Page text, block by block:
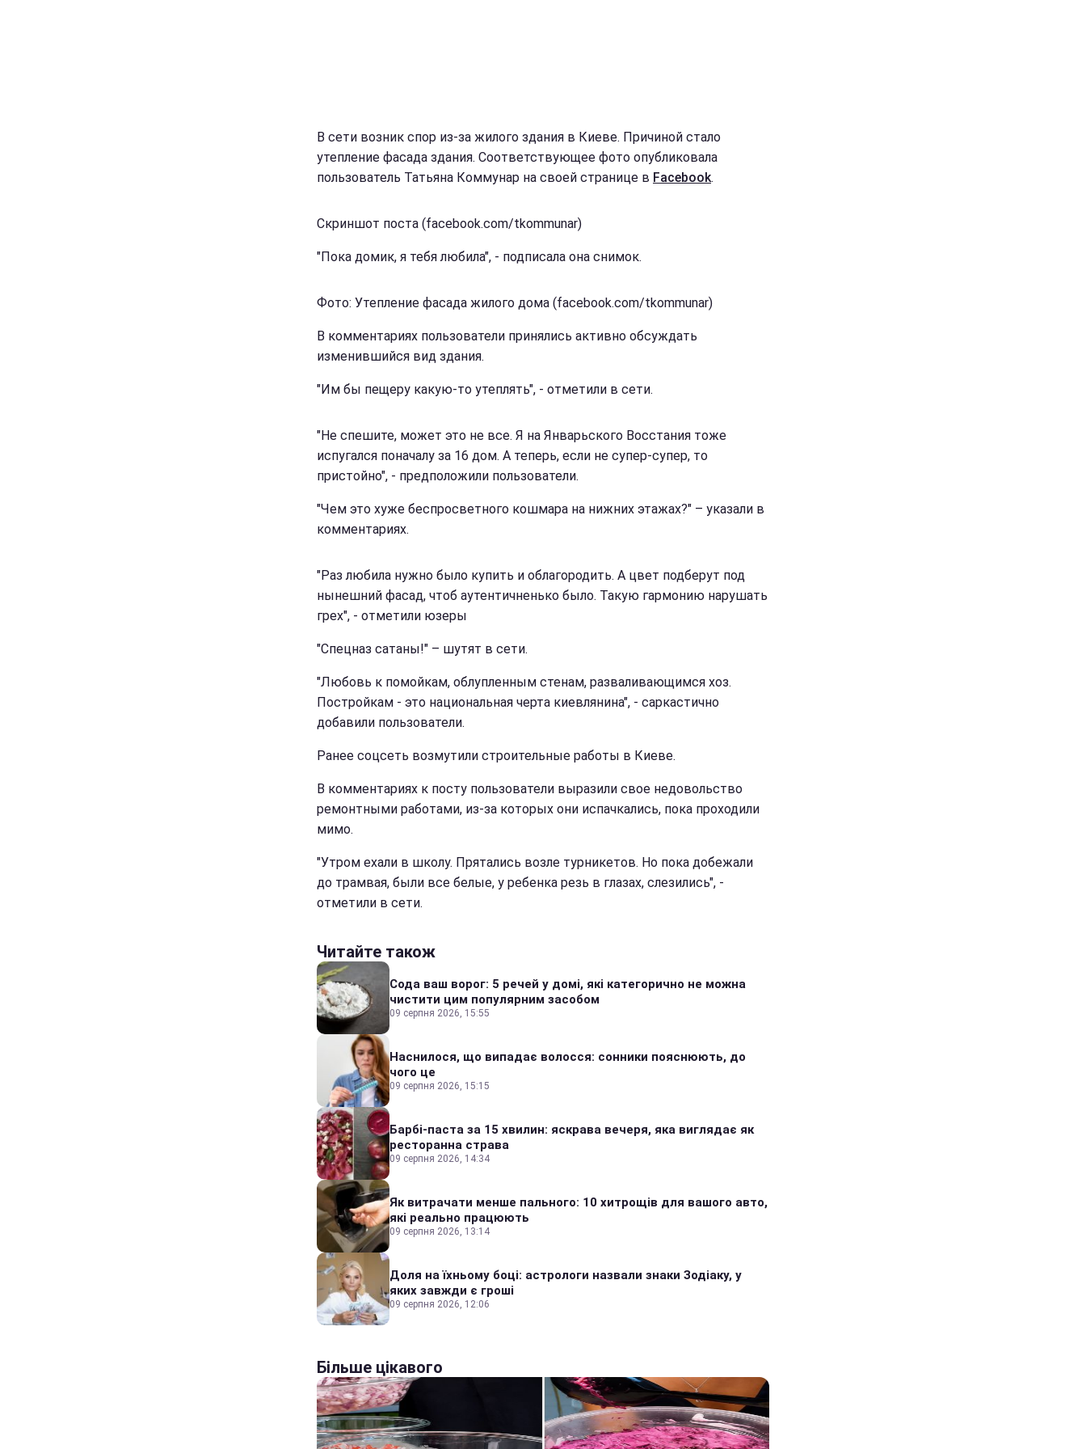
В сети возник спор из-за жилого здания в Киеве. Причиной стало
утепление фасада здания. Соответствующее фото опубликовала
пользователь Татьяна Коммунар на своей странице в Facebook.
Скриншот поста (facebook.com/tkommunar)
"Пока домик, я тебя любила", - подписала она снимок.
Фото: Утепление фасада жилого дома (facebook.com/tkommunar)
В комментариях пользователи принялись активно обсуждать
изменившийся вид здания.
"Им бы пещеру какую-то утеплять", - отметили в сети.
"Не спешите, может это не все. Я на Январьского Восстания тоже
испугался поначалу за 16 дом. А теперь, если не супер-супер, то
пристойно", - предположили пользователи.
"Чем это хуже беспросветного кошмара на нижних этажах?" – указали в
комментариях.
"Раз любила нужно было купить и облагородить. А цвет подберут под
нынешний фасад, чтоб аутентичненько было. Такую гармонию нарушать
грех", - отметили юзеры
"Спецназ сатаны!" – шутят в сети.
"Любовь к помойкам, облупленным стенам, разваливающимся хоз.
Постройкам - это национальная черта киевлянина", - саркастично
добавили пользователи.
Ранее соцсеть возмутили строительные работы в Киеве.
В комментариях к посту пользователи выразили свое недовольство
ремонтными работами, из-за которых они испачкались, пока проходили
мимо.
"Утром ехали в школу. Прятались возле турникетов. Но пока добежали
до трамвая, были все белые, у ребенка резь в глазах, слезились", -
отметили в сети.
Читайте також
Сода ваш ворог: 5 речей у домі, які категорично не можна
чистити цим популярним засобом
09 серпня 2026, 15:55
Наснилося, що випадає волосся: сонники пояснюють, до
чого це
09 серпня 2026, 15:15
Барбі-паста за 15 хвилин: яскрава вечеря, яка виглядає як
ресторанна страва
09 серпня 2026, 14:34
Як витрачати менше пального: 10 хитрощів для вашого авто,
які реально працюють
09 серпня 2026, 13:14
Доля на їхньому боці: астрологи назвали знаки Зодіаку, у
яких завжди є гроші
09 серпня 2026, 12:06
Більше цікавого